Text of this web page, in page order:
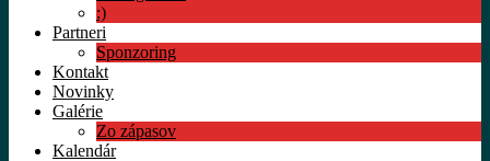
:)
Partneri
Sponzoring
Kontakt
Novinky
Galérie
Zo zápasov
Kalendár